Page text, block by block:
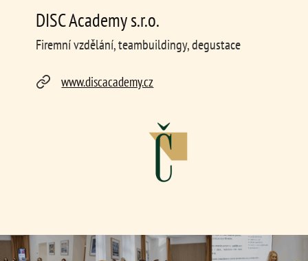
DISC Academy s.r.o.
Firemní vzdělání, teambuildingy, degustace
www.discacademy.cz